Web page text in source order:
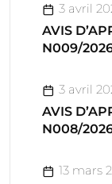
3 avril
AVIS
N009/
3 avril
AVIS
N008/
13 mars